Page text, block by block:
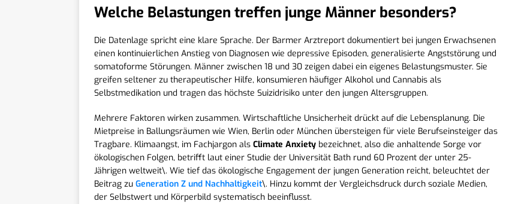
Welche Belastungen treffen junge Männer besonders?
Die Datenlage spricht eine klare Sprache. Der Barmer Arztreport dokumentiert bei jungen Erwachsenen
einen kontinuierlichen Anstieg von Diagnosen wie depressive Episoden, generalisierte Angststörung und
somatoforme Störungen. Männer zwischen 18 und 30 zeigen dabei ein eigenes Belastungsmuster. Sie
greifen seltener zu therapeutischer Hilfe, konsumieren häufiger Alkohol und Cannabis als
Selbstmedikation und tragen das höchste Suizidrisiko unter den jungen Altersgruppen.
Mehrere Faktoren wirken zusammen. Wirtschaftliche Unsicherheit drückt auf die Lebensplanung. Die
Mietpreise in Ballungsräumen wie Wien, Berlin oder München übersteigen für viele Berufseinsteiger das
Tragbare. Klimaangst, im Fachjargon als Climate Anxiety bezeichnet, also die anhaltende Sorge vor
ökologischen Folgen, betrifft laut einer Studie der Universität Bath rund 60 Prozent der unter 25-
Jährigen weltweit\. Wie tief das ökologische Engagement der jungen Generation reicht, beleuchtet der
Beitrag zu Generation Z und Nachhaltigkeit\. Hinzu kommt der Vergleichsdruck durch soziale Medien,
der Selbstwert und Körperbild systematisch beeinflusst.